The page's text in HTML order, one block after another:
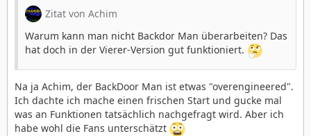
Zitat von Achim
Warum kann man nicht Backdor Man überarbeiten? Das
hat doch in der Vierer-Version gut funktioniert.
Na ja Achim, der BackDoor Man ist etwas "overengineered".
Ich dachte ich mache einen frischen Start und gucke mal
was an Funktionen tatsächlich nachgefragt wird. Aber ich
habe wohl die Fans unterschätzt